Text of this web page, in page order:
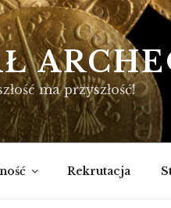
ma przyszłość!
Rekrutacja